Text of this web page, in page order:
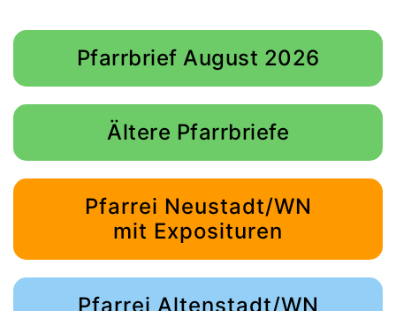
Pfarrbrief August 2026
Ältere Pfarrbriefe
Pfarrei Neustadt/WN
mit Exposituren
Pfarrei Altenstadt/WN